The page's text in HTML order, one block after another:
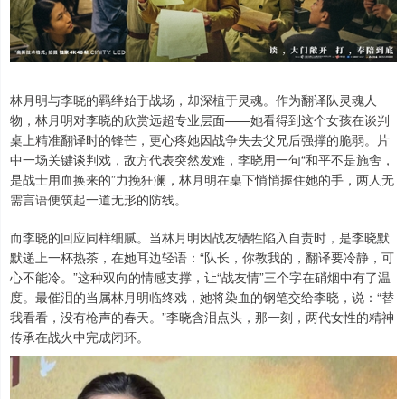
林月明与李晓的羁绊始于战场，却深植于灵魂。作为翻译队灵魂人
物，林月明对李晓的欣赏远超专业层面——她看得到这个女孩在谈判
桌上精准翻译时的锋芒，更心疼她因战争失去父兄后强撑的脆弱。片
中一场关键谈判戏，敌方代表突然发难，李晓用一句“和平不是施舍，
是战士用血换来的”力挽狂澜，林月明在桌下悄悄握住她的手，两人无
需言语便筑起一道无形的防线。
而李晓的回应同样细腻。当林月明因战友牺牲陷入自责时，是李晓默
默递上一杯热茶，在她耳边轻语：“队长，你教我的，翻译要冷静，可
心不能冷。”这种双向的情感支撑，让“战友情”三个字在硝烟中有了温
度。最催泪的当属林月明临终戏，她将染血的钢笔交给李晓，说：“替
我看看，没有枪声的春天。”李晓含泪点头，那一刻，两代女性的精神
传承在战火中完成闭环。